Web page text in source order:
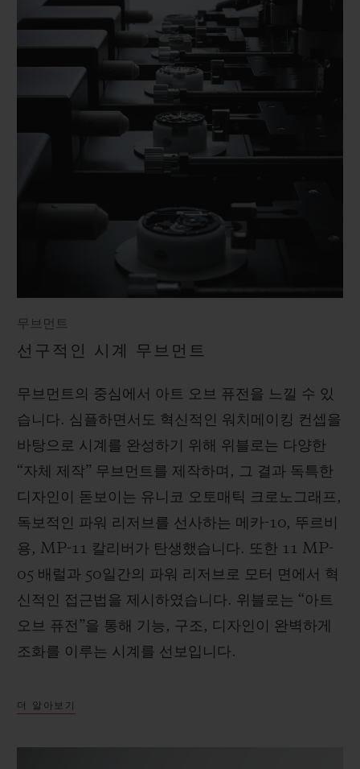
무브먼트
선구적인 시계 무브먼트
무브먼트의 중심에서 아트 오브 퓨전을 느낄 수 있
습니다. 심플하면서도 혁신적인 워치메이킹 컨셉을
바탕으로 시계를 완성하기 위해 위블로는 다양한
“자체 제작” 무브먼트를 제작하며, 그 결과 독특한
디자인이 돋보이는 유니코 오토매틱 크로노그래프,
독보적인 파워 리저브를 선사하는 메카-10, 뚜르비
용, MP-11 칼리버가 탄생했습니다. 또한 11 MP-
05 배럴과 50일간의 파워 리저브로 모터 면에서 혁
신적인 접근법을 제시하였습니다. 위블로는 “아트
오브 퓨전”을 통해 기능, 구조, 디자인이 완벽하게
조화를 이루는 시계를 선보입니다.
더 알아보기